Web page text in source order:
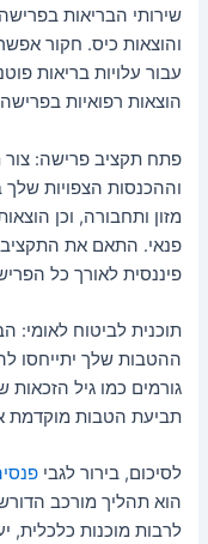
שירותי הבריאות
עבור עלויות בריאות
הוצאות רפואיות
פתח תקציב פרישה:
וההכנסות הצפויות שלך
מזון ותחבורה, וכן
פנאי. התאם את התקציב
פיננסית לאורך כל
תוכנית לביטוח לאומי:
ההטבות שלך יתייחסו
גורמים כמו גיל
תביעת הטבות מוקדמת
לסיכום, בירור לגבי
הוא תהליך מורכב
לרבות מוכנות כלכלית,